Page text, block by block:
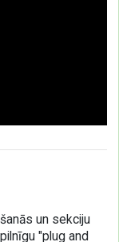
un sekciju
"plug and